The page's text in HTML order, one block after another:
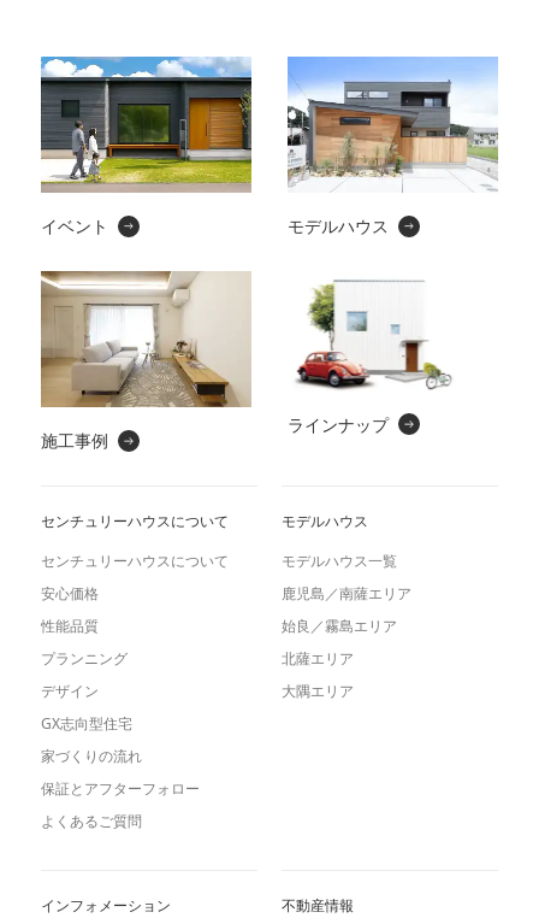
イベント モデルハウス
施工事例
ラインナップ
センチュリーハウスについて
センチュリーハウスについて
安心価格
性能品質
プランニング
デザイン
GX志向型住宅
家づくりの流れ
保証とアフターフォロー
よくあるご質問
モデルハウス
モデルハウス一覧
鹿児島／南薩エリア
始良／霧島エリア
北薩エリア
大隅エリア
インフォメーション
不動産情報